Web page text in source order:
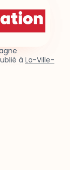
à La-Ville-